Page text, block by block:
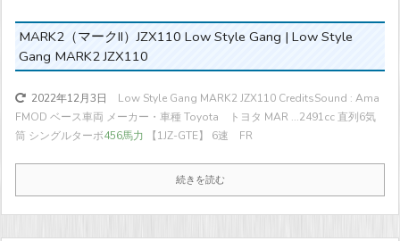
MARK2（マークII）JZX110 Low Style Gang | Low Style
Gang MARK2 JZX110
2022年12月3日
Low Style Gang MARK2 JZX110 CreditsSound : Ama
FMOD ベース車両 メーカー・車種 Toyota トヨタ MAR ...2491cc 直列6気
筒 シングルターボ456馬力 【1JZ-GTE】 6速 FR
続きを読む